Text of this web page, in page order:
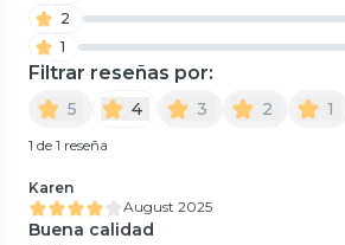
2
1
Filtrar reseñas por:
5 4 3 2 1
1 de 1 reseña
Karen
August 2025
Buena calidad